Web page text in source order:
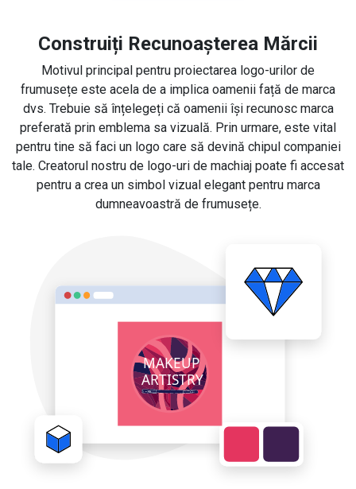
Construiți Recunoașterea Mărcii
Motivul principal pentru proiectarea logo-urilor de
frumusețe este acela de a implica oamenii față de marca
dvs. Trebuie să înțelegeți că oamenii își recunosc marca
preferată prin emblema sa vizuală. Prin urmare, este vital
pentru tine să faci un logo care să devină chipul companiei
tale. Creatorul nostru de logo-uri de machiaj poate fi accesat
pentru a crea un simbol vizual elegant pentru marca
dumneavoastră de frumusețe.